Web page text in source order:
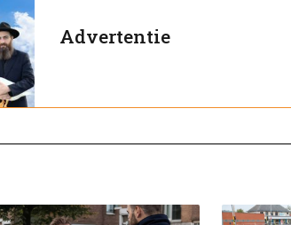
Advertentie